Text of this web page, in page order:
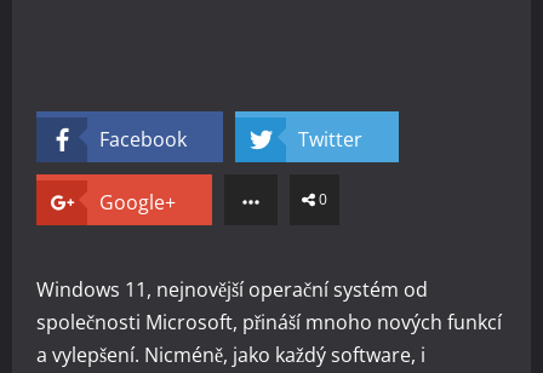
Facebook Twitter
Google+ 0
Windows 11, nejnovější operační systém od
společnosti Microsoft, přináší mnoho nových funkcí
a vylepšení. Nicméně, jako každý software, i